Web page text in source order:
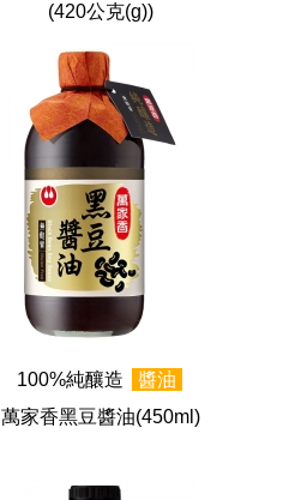
(420公克(g))
100%純釀造
醬油
萬家香黑豆醬油(450ml)